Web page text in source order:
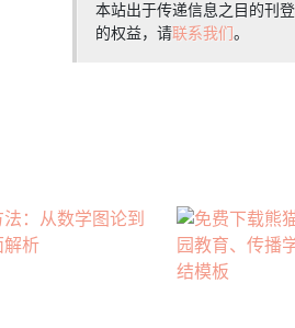
本站出于传递信息之目的刊
的权益，请联系我们。